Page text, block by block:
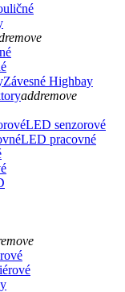
remove
Závesné Highbay
addremove
LED senzorové
LED pracovné